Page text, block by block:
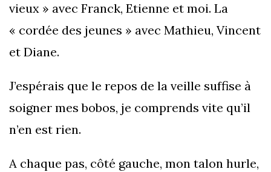
vieux » avec Franck, Etienne et moi. La
« cordée des jeunes » avec Mathieu, Vincent
et Diane.
J’espérais que le repos de la veille suffise à
soigner mes bobos, je comprends vite qu’il
n’en est rien.
A chaque pas, côté gauche, mon talon hurle,